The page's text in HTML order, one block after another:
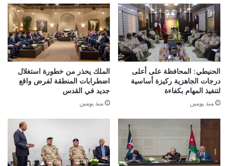
الحنيطي: المحافظة على أعلى
درجات الجاهزية ركيزة أساسية
لتنفيذ المهام بكفاءة
منذ يومين
الملك يحذر من خطورة استغلال
اضطرابات المنطقة لفرض واقع
جديد في القدس
منذ يومين